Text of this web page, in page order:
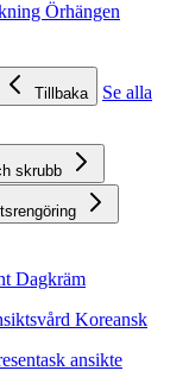
Örhängen
Tillbaka
Se alla
skrubb
Dagkräm
Koreansk
ansikte